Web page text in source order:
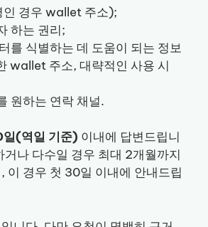
인 경우 wallet 주소);
하는 권리;
를 식별하는 데 도움이 되는 정보
wallet 주소, 대략적인 사용 시
원하는 연락 채널.
(역일 기준) 이내에 답변드립니
거나 다수일 경우 최대 2개월까지
이 경우 첫 30일 이내에 안내드립